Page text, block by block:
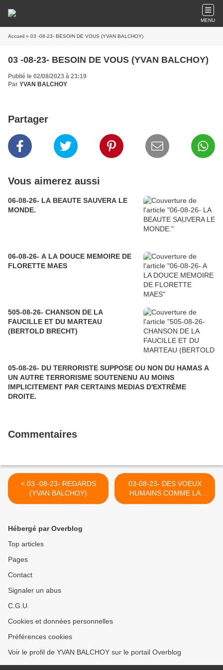
MENU
Accueil » 03 -08-23- BESOIN DE VOUS (YVAN BALCHOY)
03 -08-23- BESOIN DE VOUS (YVAN BALCHOY)
Publié le 02/08/2023 à 23:19
Par YVAN BALCHOY
Partager
Vous aimerez aussi
06-08-26- LA BEAUTE SAUVERA LE
MONDE.
06-08-26- A LA DOUCE MEMOIRE DE
FLORETTE MAES
505-08-26- CHANSON DE LA
FAUCILLE ET DU MARTEAU
(BERTOLD BRECHT)
05-08-26- DU TERRORISTE SUPPOSE OU NON DU HAMAS A
UN AUTRE TERRORISME SOUTENENU AU MOINS
IMPLICITEMENT PAR CERTAINS MEDIAS D'EXTRÊME
DROITE.
Commentaires
< 03 -08-23- REGARDS
(YVAN BALCHOY)
03-08-23- DES VOEUX
HUMAINS COMME LA
MEDECINE DU PEUPLE
Hébergé par Overblog
Top articles
Pages
Contact
Signaler un abus
C.G.U.
Cookies et données personnelles
Préférences cookies
Voir le profil de YVAN BALCHOY sur le portail Overblog